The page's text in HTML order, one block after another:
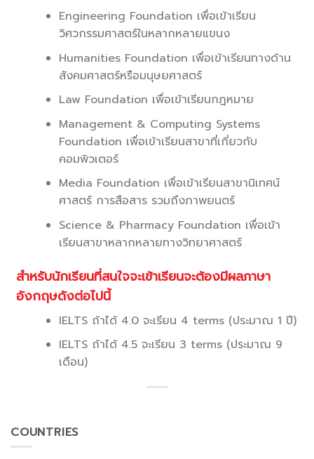
Engineering Foundation เพื่อเข้าเรียน
วิศวกรรมศาสตร์ในหลากหลายแขนง
Humanities Foundation เพื่อเข้าเรียนทางด้าน
สังคมศาสตร์หรือมนุษยศาสตร์
Law Foundation เพื่อเข้าเรียนกฎหมาย
Management & Computing Systems
Foundation เพื่อเข้าเรียนสาขาที่เกี่ยวกับ
คอมพิวเตอร์
Media Foundation เพื่อเข้าเรียนสาขานิเทศน์
ศาสตร์ การสือสาร รวมถึงภาพยนตร์
Science & Pharmacy Foundation เพื่อเข้า
เรียนสาขาหลากหลายทางวิทยาศาสตร์
สำหรับนักเรียนที่สนใจจะเข้าเรียนจะต้องมีผลภาษา
อังกฤษดังต่อไปนี้
IELTS ถ้าได้ 4.0 จะเรียน 4 terms (ประมาณ 1 ปี)
IELTS ถ้าได้ 4.5 จะเรียน 3 terms (ประมาณ 9
เดือน)
COUNTRIES